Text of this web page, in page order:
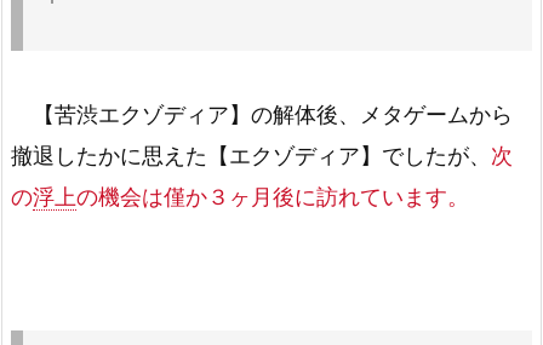
【苦渋エクゾディア】の解体後、メタゲームから
撤退したかに思えた【エクゾディア】でしたが、 次
の浮上の機会は僅か３ヶ月後に訪れています。